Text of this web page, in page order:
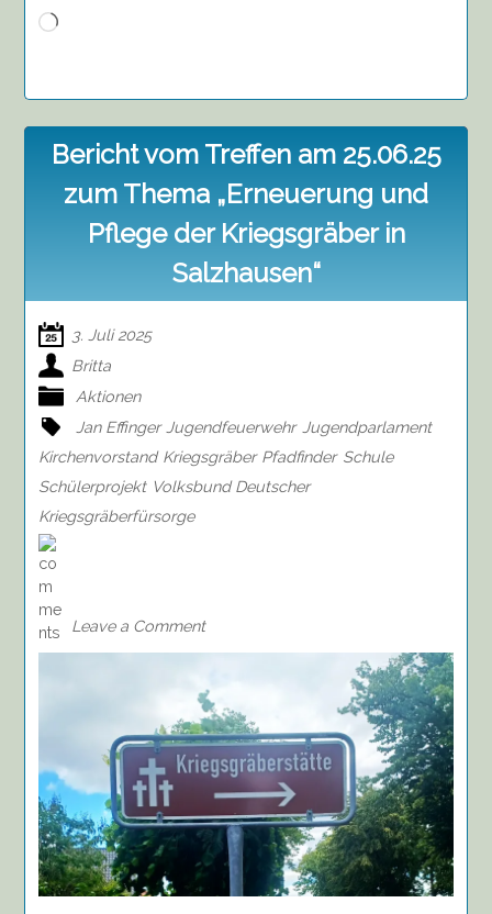
Wird
Bericht vom Treffen am 25.06.25
zum Thema „Erneuerung und
Pflege der Kriegsgräber in
Salzhausen“
3. Juli 2025
Britta
Aktionen
Jan Effinger Jugendfeuerwehr Jugendparlament
Kirchenvorstand Kriegsgräber Pfadfinder Schule
Schülerprojekt Volksbund Deutscher
Kriegsgräberfürsorge
Leave a Comment
am
Thema
„Erneuerung
und
Pflege
der
Kriegsgräber
Salzhausen“